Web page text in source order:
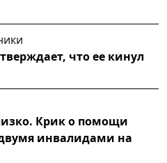
что ее кинул
Крик о помощи
инвалидами на